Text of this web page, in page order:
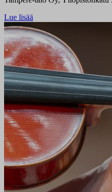
Lue lisää